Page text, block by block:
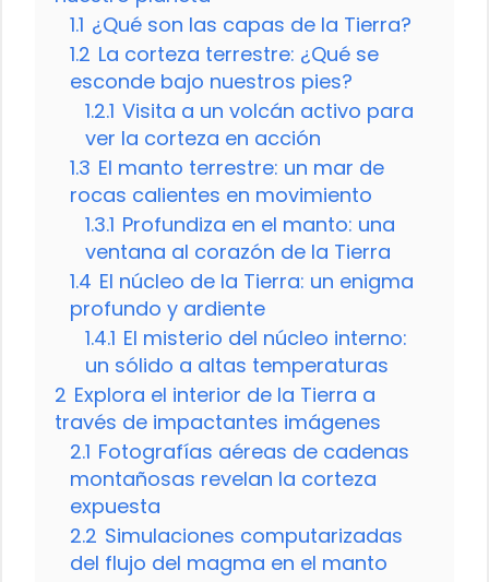
1.1 ¿Qué son las capas de la Tierra?
1.2 La corteza terrestre: ¿Qué se
esconde bajo nuestros pies?
1.2.1 Visita a un volcán activo para
ver la corteza en acción
1.3 El manto terrestre: un mar de
rocas calientes en movimiento
1.3.1 Profundiza en el manto: una
ventana al corazón de la Tierra
1.4 El núcleo de la Tierra: un enigma
profundo y ardiente
1.4.1 El misterio del núcleo interno:
un sólido a altas temperaturas
2 Explora el interior de la Tierra a
través de impactantes imágenes
2.1 Fotografías aéreas de cadenas
montañosas revelan la corteza
expuesta
2.2 Simulaciones computarizadas
del flujo del magma en el manto